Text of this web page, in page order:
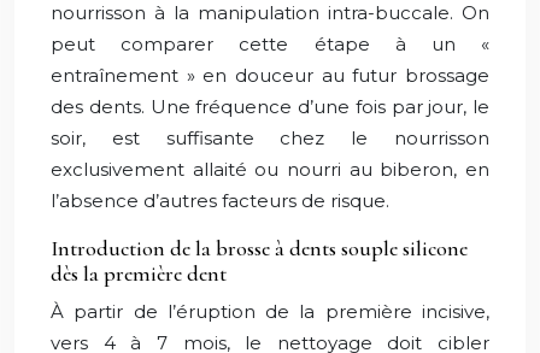
nourrisson à la manipulation intra-buccale. On
peut comparer cette étape à un «
entraînement » en douceur au futur brossage
des dents. Une fréquence d’une fois par jour, le
soir, est suffisante chez le nourrisson
exclusivement allaité ou nourri au biberon, en
l’absence d’autres facteurs de risque.
Introduction de la brosse à dents souple silicone
dès la première dent
À partir de l’éruption de la première incisive,
vers 4 à 7 mois, le nettoyage doit cibler